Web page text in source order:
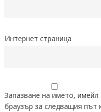
Интернет страница
Запазване на името, имейл
браузър за следващия път